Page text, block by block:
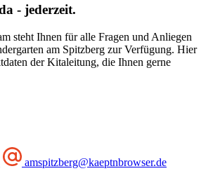
- jederzeit.
steht Ihnen für alle Fragen und Anliegen
am Spitzberg zur Verfügung. Hier
der Kitaleitung, die Ihnen gerne
amspitzberg@kaeptnbrowser.de